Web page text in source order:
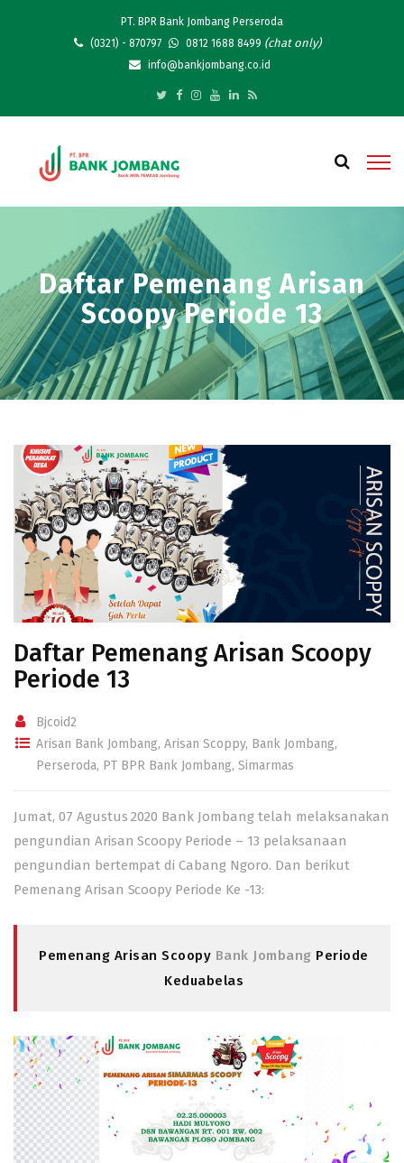
PT. BPR Bank Jombang Perseroda
(0321) - 870797
0812 1688 8499 (chat only)
info@bankjombang.co.id
Daftar Pemenang Arisan
Scoopy Periode 13
Daftar Pemenang Arisan Scoopy
Periode 13
Bjcoid2
Arisan Bank Jombang, Arisan Scoppy, Bank Jombang,
Perseroda, PT BPR Bank Jombang, Simarmas
Jumat, 07 Agustus 2020 Bank Jombang telah melaksanakan
pengundian Arisan Scoopy Periode – 13 pelaksanaan
pengundian bertempat di Cabang Ngoro. Dan berikut
Pemenang Arisan Scoopy Periode Ke -13:
Pemenang Arisan Scoopy Bank Jombang Periode
Keduabelas